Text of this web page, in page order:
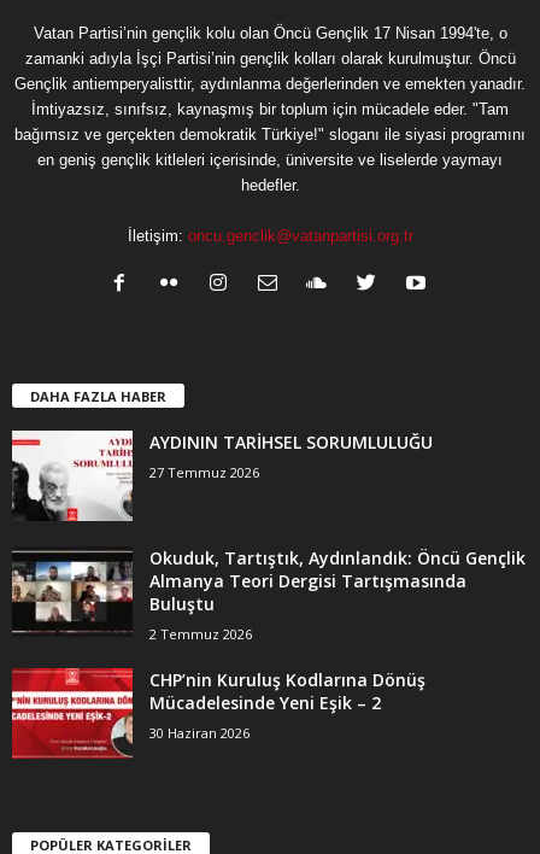
Vatan Partisi’nin gençlik kolu olan Öncü Gençlik 17 Nisan 1994'te, o
zamanki adıyla İşçi Partisi’nin gençlik kolları olarak kurulmuştur. Öncü
Gençlik antiemperyalisttir, aydınlanma değerlerinden ve emekten yanadır.
İmtiyazsız, sınıfsız, kaynaşmış bir toplum için mücadele eder. "Tam
bağımsız ve gerçekten demokratik Türkiye!" sloganı ile siyasi programını
en geniş gençlik kitleleri içerisinde, üniversite ve liselerde yaymayı
hedefler.
İletişim: oncu.genclik@vatanpartisi.org.tr
DAHA FAZLA HABER
AYDININ TARİHSEL SORUMLULUĞU
27 Temmuz 2026
Okuduk, Tartıştık, Aydınlandık: Öncü Gençlik
Almanya Teori Dergisi Tartışmasında
Buluştu
2 Temmuz 2026
CHP’nin Kuruluş Kodlarına Dönüş
Mücadelesinde Yeni Eşik – 2
30 Haziran 2026
POPÜLER KATEGORİLER